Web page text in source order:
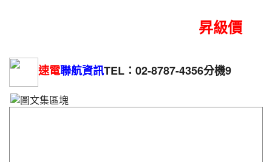
昇級價
速電聯航資訊TEL：02-8787-4356分機9